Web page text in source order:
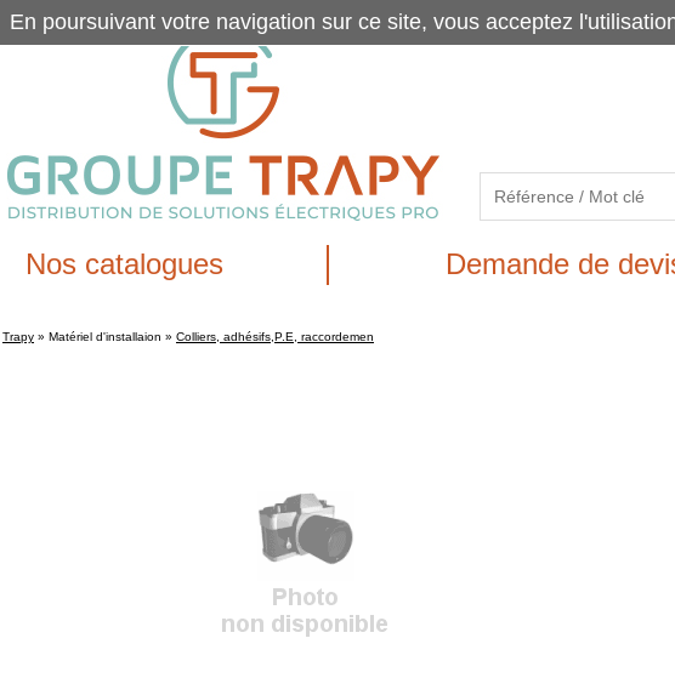
Nos catalogues Demande de
Trapy » Matériel d'installaion » Colliers, adhésifs,P.E, raccordemen
En poursuivant votre navigation sur ce site, vous acceptez